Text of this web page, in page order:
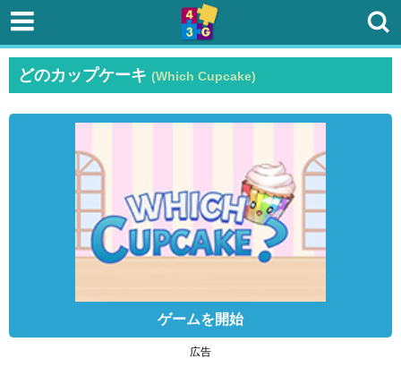
どのカップケーキ (Which Cupcake)
ゲームを開始
広告